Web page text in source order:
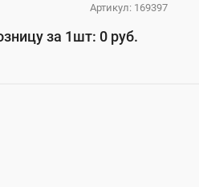
Артикул: 169397
за 1шт: 0 руб.